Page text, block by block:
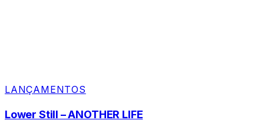
LANÇAMENTOS
Lower Still – ANOTHER LIFE